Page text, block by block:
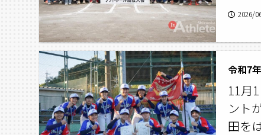
2026/
令和7
11月
ント
田を